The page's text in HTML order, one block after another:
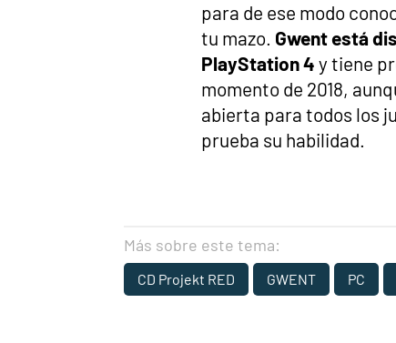
para de ese modo
tu mazo. Gwent está
PlayStation 4 y tiene
momento de 2018,
abierta para todos los
prueba su habilidad.
Más sobre este tema:
CD Projekt RED GWENT PC